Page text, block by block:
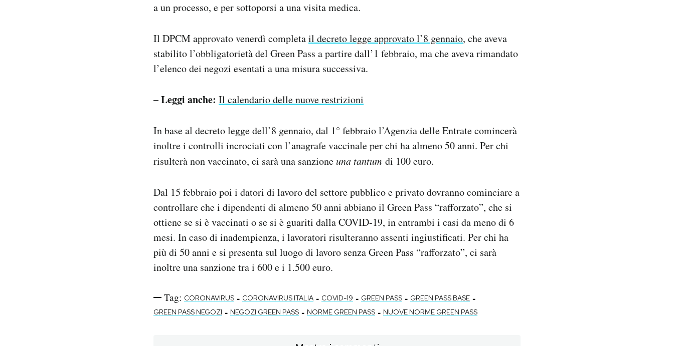
a un processo, e per sottoporsi a una visita medica.
Il DPCM approvato venerdì completail decreto legge approvato l’8 gennaio, che aveva
stabilito l’obbligatorietà del Green Pass a partire dall’1 febbraio, ma che aveva rimandato
l’elenco dei negozi esentati a una misura successiva.
– Leggi anche: Il calendario delle nuove restrizioni
In base al decreto legge dell’8 gennaio, dal 1° febbraio l’Agenzia delle Entrate comincerà
inoltre i controlli incrociati con l’anagrafe vaccinale per chi ha almeno 50 anni. Per chi
risulterà non vaccinato, ci sarà una sanzioneuna tantum di 100 euro.
Dal 15 febbraio poi i datori di lavoro del settore pubblico e privato dovranno cominciare a
controllare che i dipendenti di almeno 50 anni abbiano il Green Pass “rafforzato”, che si
ottiene se si è vaccinati o se si è guariti dalla COVID-19, in entrambi i casi da meno di 6
mesi. In caso di inadempienza, i lavoratori risulteranno assenti ingiustificati. Per chi ha
più di 50 anni e si presenta sul luogo di lavoro senza Green Pass “rafforzato”, ci sarà
inoltre una sanzione tra i 600 e i 1.500 euro.
Tag: CORONAVIRUS - CORONAVIRUS ITALIA - COVID-19 - GREEN PASS - GREEN PASS BASE -
GREEN PASS NEGOZI - NEGOZI GREEN PASS - NORME GREEN PASS - NUOVE NORME GREEN PASS